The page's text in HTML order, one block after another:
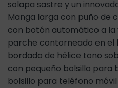
solapa sastre y un
Manga larga con puño de
con botón automático a la
parche contorneado en el
bordado de hélice tono
con pequeño bolsillo para
bolsillo para teléfono